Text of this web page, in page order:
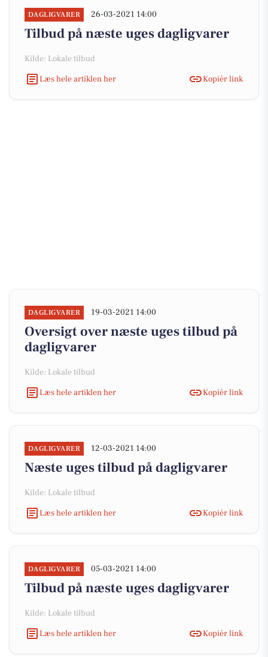
DAGLIGVARER 26-03-2021 14:00
Tilbud på næste uges dagligvarer
Kilde: Lokale tilbud
Læs hele artiklen her
Kopiér link
DAGLIGVARER 19-03-2021 14:00
Oversigt over næste uges tilbud på
dagligvarer
Kilde: Lokale tilbud
Læs hele artiklen her
Kopiér link
DAGLIGVARER 12-03-2021 14:00
Næste uges tilbud på dagligvarer
Kilde: Lokale tilbud
Læs hele artiklen her
Kopiér link
DAGLIGVARER 05-03-2021 14:00
Tilbud på næste uges dagligvarer
Kilde: Lokale tilbud
Læs hele artiklen her
Kopiér link